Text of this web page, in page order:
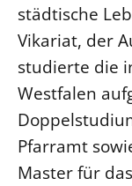
städtische
Vikariat, der
studierte die
Westfalen
Pfarramt
Master für
Kantine
Kirchliches
Kirchliche
Kunstreferat